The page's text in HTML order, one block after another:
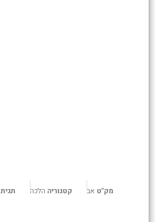
מק"ט אב קטגוריה הלכה תגית